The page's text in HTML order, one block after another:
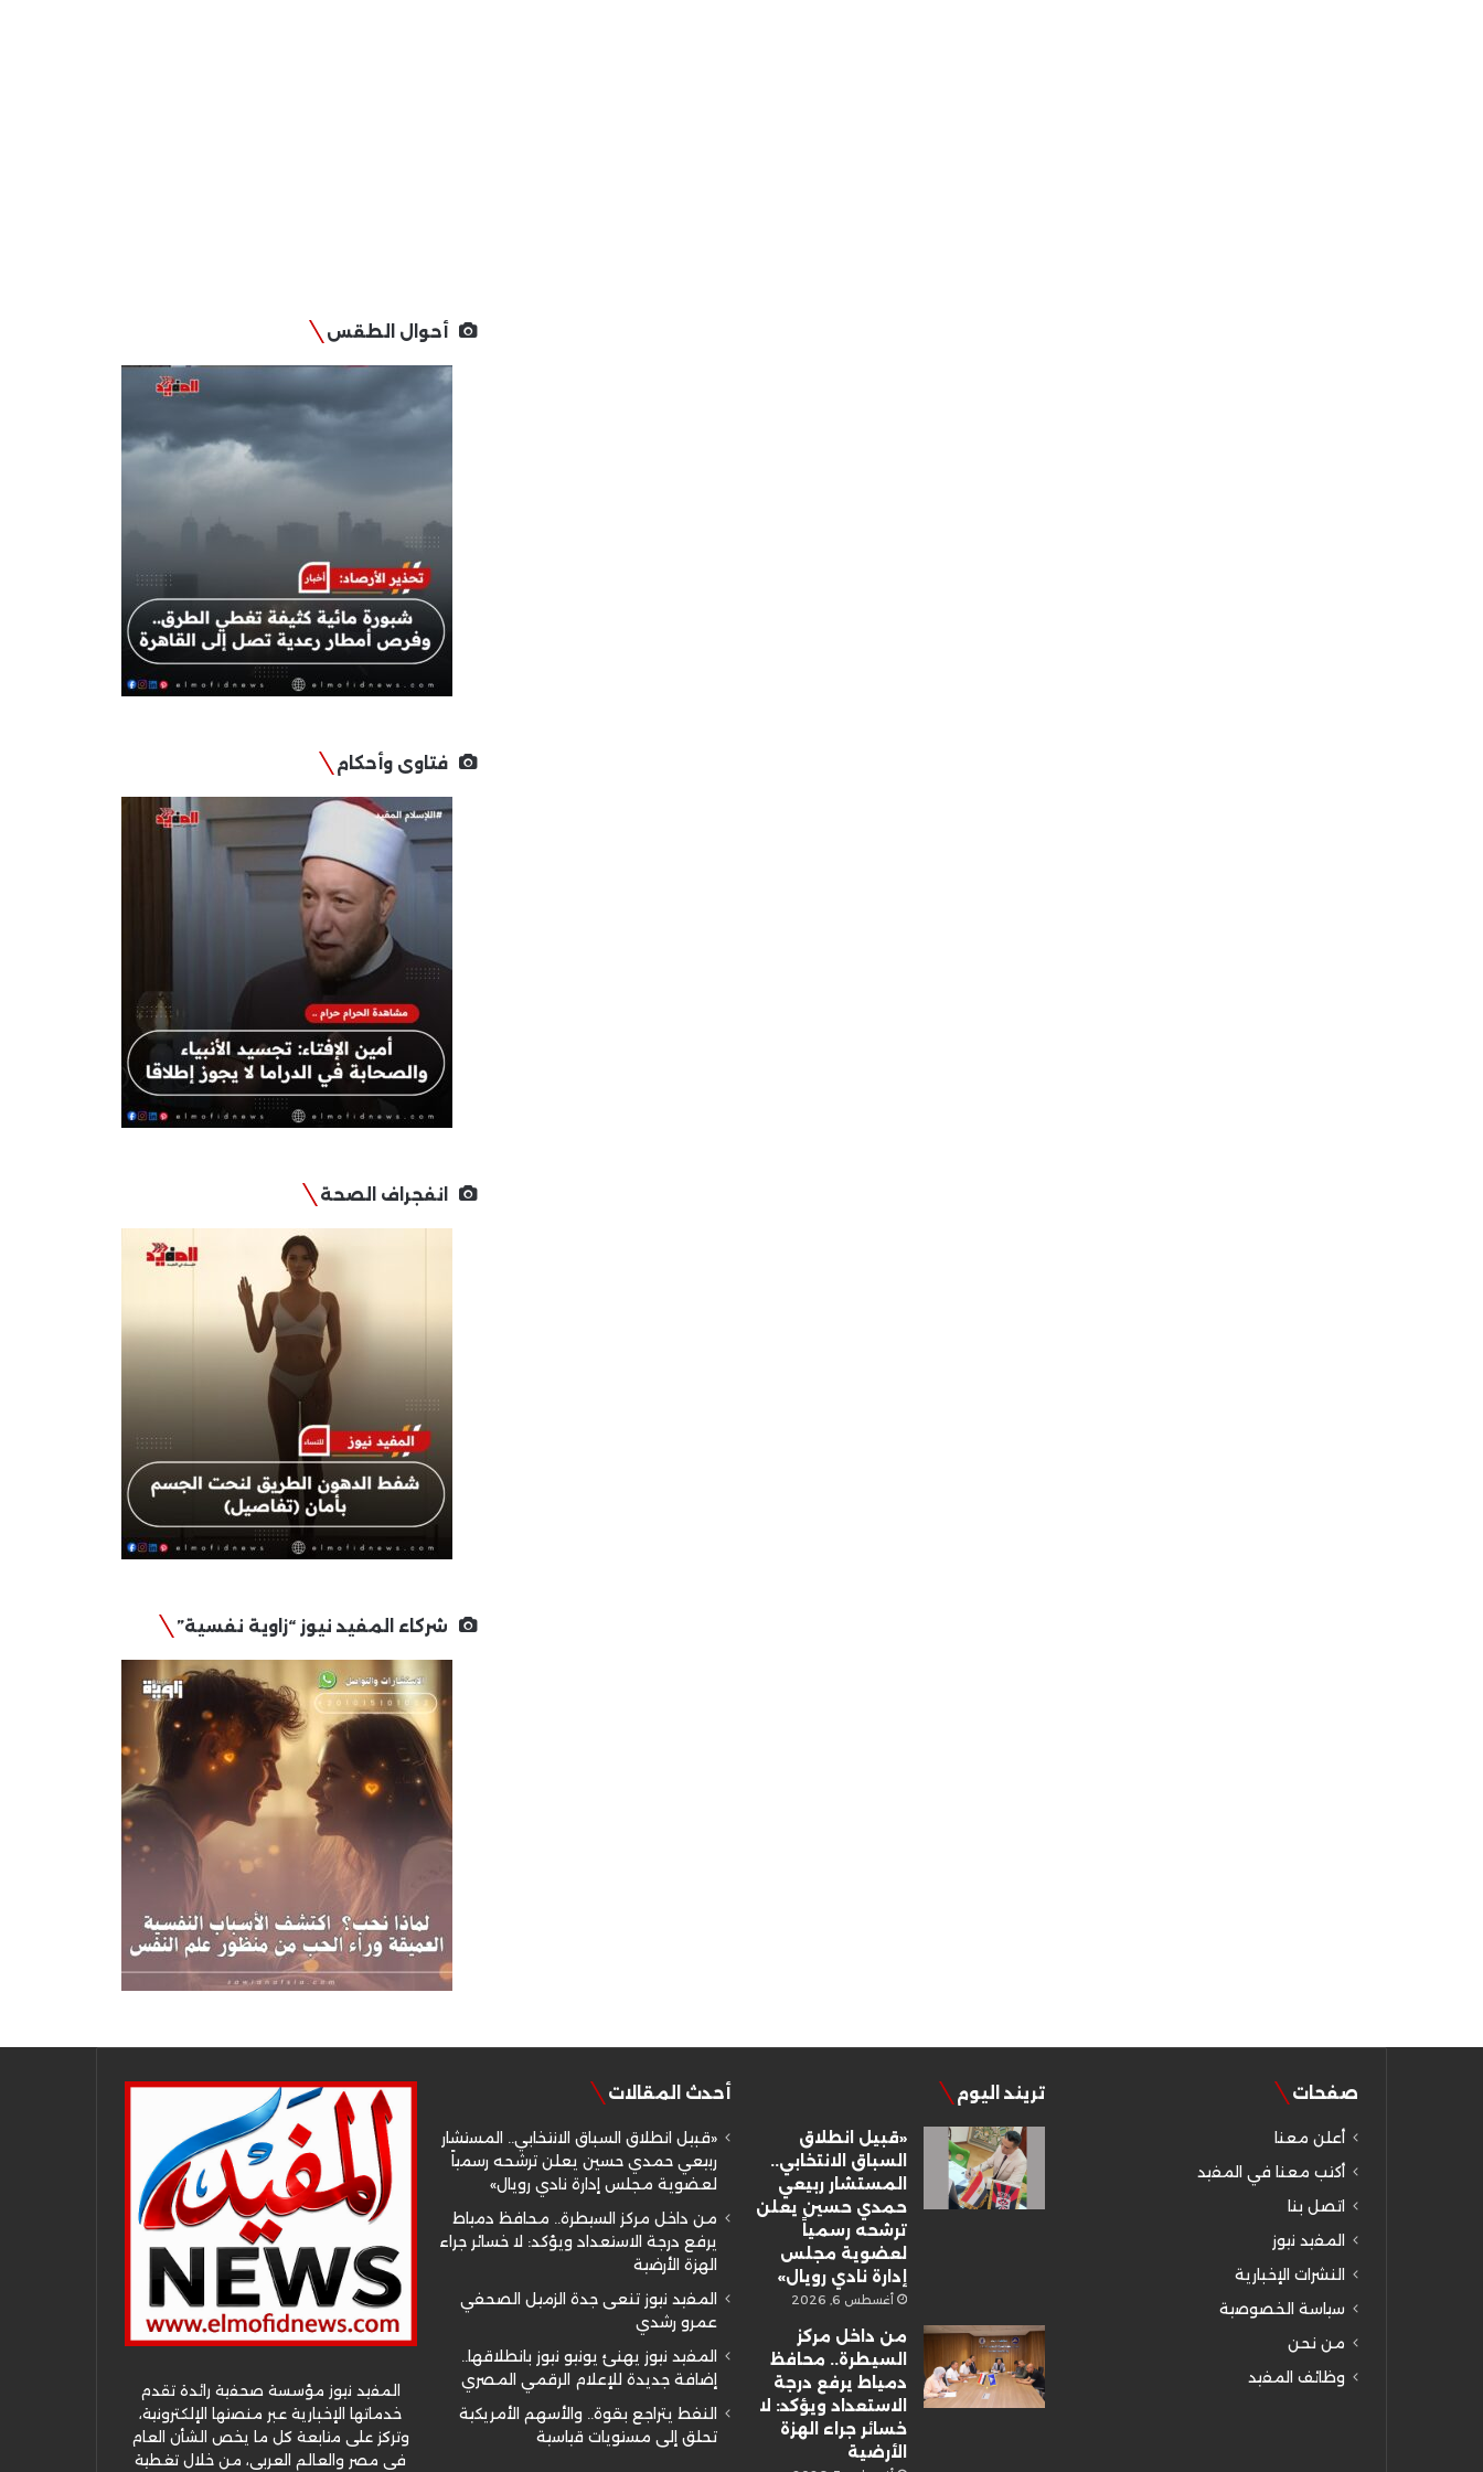
أحوال الطقس
فتاوى وأحكام
انفجراف الصحة
شركاء المفيد نيوز “زاوية نفسية”
صفحات
أعلن معنا
أكتب معنا في المفيد
اتصل بنا
المفيد نيوز
النشرات الإخبارية
سياسة الخصوصية
من نحن
وظائف المفيد
تريند اليوم
«قبيل انطلاق
السباق الانتخابي..
المستشار ربيعي
حمدي حسين يعلن
ترشحه رسمياً
لعضوية مجلس
إدارة نادي رويال»
أغسطس 6, 2026
من داخل مركز
السيطرة.. محافظ
دمياط يرفع درجة
الاستعداد ويؤكد: لا
خسائر جراء الهزة
الأرضية
أحدث المقالات
«قبيل انطلاق السباق الانتخابي.. المستشار
ربيعي حمدي حسين يعلن ترشحه رسمياً
لعضوية مجلس إدارة نادي رويال»
من داخل مركز السيطرة.. محافظ دمياط
يرفع درجة الاستعداد ويؤكد: لا خسائر جراء
الهزة الأرضية
المفيد نيوز تنعى جدة الزميل الصحفي
عمرو رشدي
المفيد نيوز يهنئ يونيو نيوز بانطلاقها..
إضافة جديدة للإعلام الرقمي المصري
النفط يتراجع بقوة.. والأسهم الأمريكية
تحلق إلى مستويات قياسية
المفيد نيوز مؤسسة صحفية رائدة تقدم
خدماتها الإخبارية عبر منصتها الإلكترونية،
وتركز على متابعة كل ما يخص الشأن العام
في مصر والعالم العربي، من خلال تغطية